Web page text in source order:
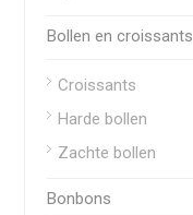
Bollen en croissants
Croissants
Harde bollen
Zachte bollen
Bonbons